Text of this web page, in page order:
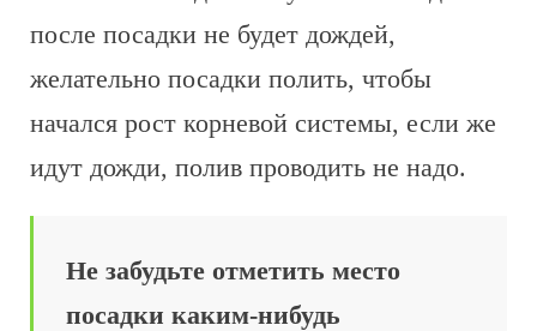
после посадки не будет дождей,
желательно посадки полить, чтобы
начался рост корневой системы, если же
идут дожди, полив проводить не надо.
Не забудьте отметить место
посадки каким-нибудь